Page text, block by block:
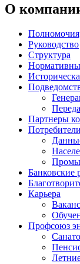
О
Руководство
Структура
Партнеры
Потребители
Банковские
Карьера
Профсоюз